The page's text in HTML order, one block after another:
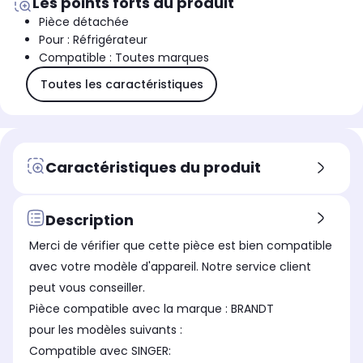
Pièce détachée
Pour : Réfrigérateur
Compatible : Toutes marques
Toutes les caractéristiques
Caractéristiques du produit
Description
Merci de vérifier que cette pièce est bien compatible
avec votre modèle d'appareil. Notre service client
peut vous conseiller.
Pièce compatible avec la marque : BRANDT
pour les modèles suivants :
Compatible avec SINGER: